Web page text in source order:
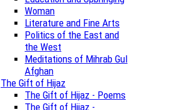
Woman
Literature and Fine Arts
Politics of the East and
the West
Meditations of Mihrab Gul
Afghan
The Gift of Hijaz
The Gift of Hijaz - Poems
The Gift of Hijaz -